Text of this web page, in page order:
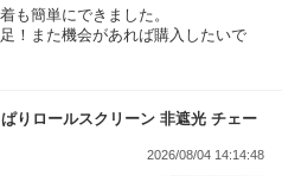
も簡単にできました。
！また機会があれば購入したいで
りロールスクリーン 非遮光 チェー
2026/08/04 14:14:48